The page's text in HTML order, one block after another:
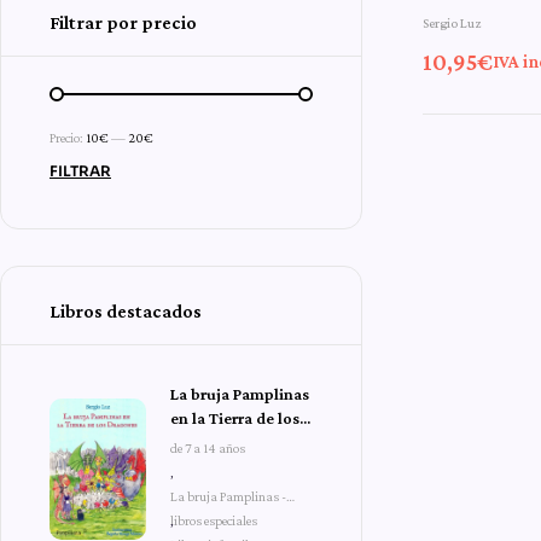
Sergio Luz
10,95€IVA
Filtrar por precio
FILTRAR
Precio: 10€— 20€
Libros destacados
La bruja Pamplinas
en la Tierra de los
Dragones
de 7 a 14 años
,
La bruja Pamplinas -
libros especiales
,